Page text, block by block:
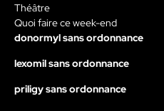
Théâtre
Quoi faire ce week-end
donormyl sans ordonnance
lexomil sans ordonnance
priligy sans ordonnance